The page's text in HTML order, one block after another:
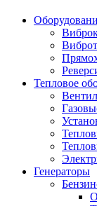
Тепловое
Генераторы